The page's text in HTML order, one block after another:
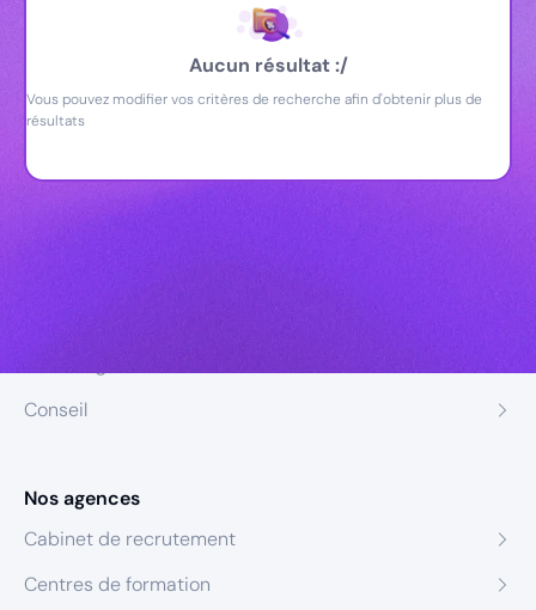
Aucun résultat :/
Vous pouvez modifier vos critères de recherche afin d'obtenir plus de
résultats
Conseil
Nos agences
Cabinet de recrutement
Centres de formation